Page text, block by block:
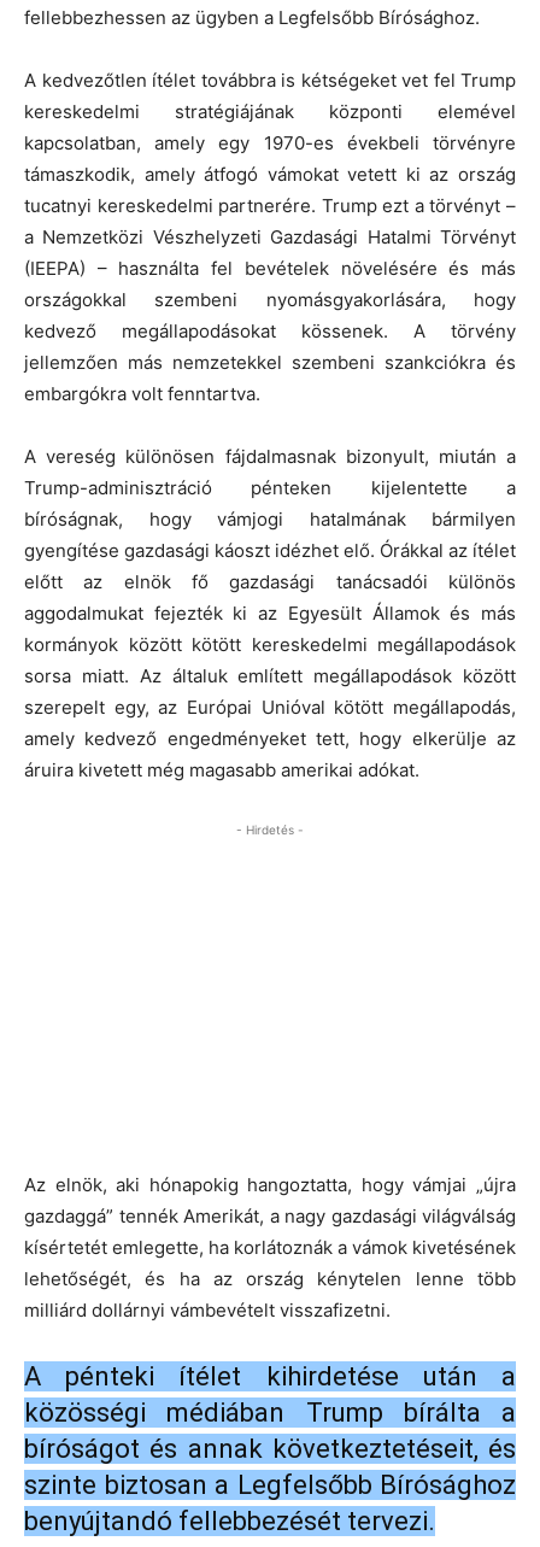
fellebbezhessen az ügyben a Legfelsőbb Bírósághoz.
A kedvezőtlen ítélet továbbra is kétségeket vet fel Trump
kereskedelmi stratégiájának központi elemével
kapcsolatban, amely egy 1970-es évekbeli törvényre
támaszkodik, amely átfogó vámokat vetett ki az ország
tucatnyi kereskedelmi partnerére. Trump ezt a törvényt –
a Nemzetközi Vészhelyzeti Gazdasági Hatalmi Törvényt
(IEEPA) – használta fel bevételek növelésére és más
országokkal szembeni nyomásgyakorlására, hogy
kedvező megállapodásokat kössenek. A törvény
jellemzően más nemzetekkel szembeni szankciókra és
embargókra volt fenntartva.
A vereség különösen fájdalmasnak bizonyult, miután a
Trump-adminisztráció pénteken kijelentette a
bíróságnak, hogy vámjogi hatalmának bármilyen
gyengítése gazdasági káoszt idézhet elő. Órákkal az ítélet
előtt az elnök fő gazdasági tanácsadói különös
aggodalmukat fejezték ki az Egyesült Államok és más
kormányok között kötött kereskedelmi megállapodások
sorsa miatt. Az általuk említett megállapodások között
szerepelt egy, az Európai Unióval kötött megállapodás,
amely kedvező engedményeket tett, hogy elkerülje az
áruira kivetett még magasabb amerikai adókat.
- Hirdetés -
Az elnök, aki hónapokig hangoztatta, hogy vámjai „újra
gazdaggá” tennék Amerikát, a nagy gazdasági világválság
kísértetét emlegette, ha korlátoznák a vámok kivetésének
lehetőségét, és ha az ország kénytelen lenne több
milliárd dollárnyi vámbevételt visszafizetni.
A pénteki ítélet kihirdetése után a
közösségi médiában Trump bírálta a
bíróságot és annak következtetéseit, és
szinte biztosan a Legfelsőbb Bírósághoz
benyújtandó fellebbezését tervezi.